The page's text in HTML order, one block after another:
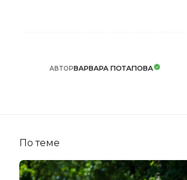
АВТОРВАРВАРА ПОТАПОВА
По теме